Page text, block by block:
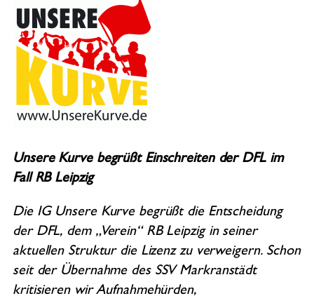
Unsere Kurve begrüßt Einschreiten der DFL im
Fall RB Leipzig
Die IG Unsere Kurve begrüßt die Entscheidung
der DFL, dem „Verein“ RB Leipzig in seiner
aktuellen Struktur die Lizenz zu verweigern. Schon
seit der Übernahme des SSV Markranstädt
kritisieren wir Aufnahmehürden,